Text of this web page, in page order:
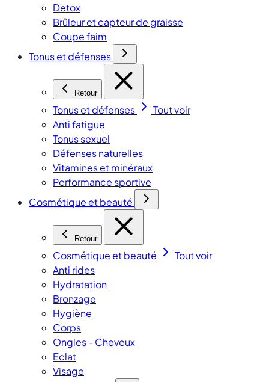
Detox
Brûleur et capteur de graisse
Coupe faim
Tonus et défenses
Retour
Tonus et défenses
Tout voir
Anti fatigue
Tonus sexuel
Défenses naturelles
Vitamines et minéraux
Performance sportive
Cosmétique et beauté
Retour
Cosmétique et beauté
Tout voir
Anti rides
Hydratation
Bronzage
Hygiène
Corps
Ongles - Cheveux
Eclat
Visage